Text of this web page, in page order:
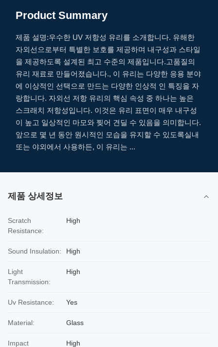
Product Summary
제품 설명:우수한 UV 저항성 유리를 소개합니다. 유해한
자외선으로부터 특별한 보호를 제공하며 내구성과 스타일
을 제공하도록 설계된 최고 수준의 제품입니다.고품질의
유리 재료로 만들어졌습니다., 이 유리는 다양한 응용 분야
에 이상적인 선택으로 만드는 다양한 인상적 인 특징을 자
랑합니다. 자외선 저항 유리의 핵심 속성 중 하나는 높은
스크래치 저항성입니다. 이것은 유리 표면이 매우 내구성
이 높고 일상적인 마모와 찢어 견딜 수 있음을 의미합니다.
앞으로 몇 년 동안 원시적인 모습을 유지할 수 있도록실내
또는 야외에서 사용하든, 이 유리는 ...
제품 상세정보
Scratch
Resistance:
High
Sound Insulation: High
Light
Transmission:
High
Uv Resistance: Yes
Material: Glass
Impact
High